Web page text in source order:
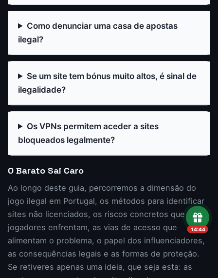
Como denunciar uma casa de apostas
ilegal?
Se um site tem bónus muito altos, é sinal de
ilegalidade?
Os VPNs permitem aceder a sites
bloqueados legalmente?
O Barato Sai Caro
Ao longo deste guia, percorremos a dimensão do
jogo ilegal em Portugal, os métodos para identificar
sites não licenciados, os riscos concretos que os
jogadores enfrentam, as vias de acesso que
alimentam o problema, o papel dos influenciadores,
as consequências legais e as formas de proteção.
Se retiveres apenas uma ideia, que seja esta: as
14:43